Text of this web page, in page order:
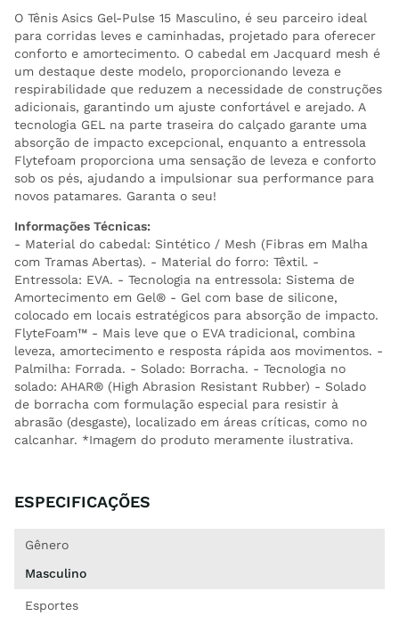
O Tênis Asics Gel-Pulse 15 Masculino, é seu parceiro ideal
para corridas leves e caminhadas, projetado para oferecer
conforto e amortecimento. O cabedal em Jacquard mesh é
um destaque deste modelo, proporcionando leveza e
respirabilidade que reduzem a necessidade de construções
adicionais, garantindo um ajuste confortável e arejado. A
tecnologia GEL na parte traseira do calçado garante uma
absorção de impacto excepcional, enquanto a entressola
Flytefoam proporciona uma sensação de leveza e conforto
sob os pés, ajudando a impulsionar sua performance para
novos patamares. Garanta o seu!
Informações Técnicas:
- Material do cabedal: Sintético / Mesh (Fibras em Malha
com Tramas Abertas). - Material do forro: Têxtil. -
Entressola: EVA. - Tecnologia na entressola: Sistema de
Amortecimento em Gel® - Gel com base de silicone,
colocado em locais estratégicos para absorção de impacto.
FlyteFoam™ - Mais leve que o EVA tradicional, combina
leveza, amortecimento e resposta rápida aos movimentos. -
Palmilha: Forrada. - Solado: Borracha. - Tecnologia no
solado: AHAR® (High Abrasion Resistant Rubber) - Solado
de borracha com formulação especial para resistir à
abrasão (desgaste), localizado em áreas críticas, como no
calcanhar. *Imagem do produto meramente ilustrativa.
ESPECIFICAÇÕES
Gênero
Masculino
Esportes